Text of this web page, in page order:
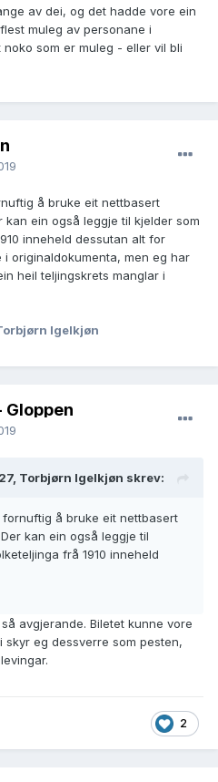
av dei, og det hadde vore ein
muleg av personane i
noko som er muleg - eller vil bli
å bruke eit nettbasert
kan ein også leggje til kjelder som
inneheld dessutan alt for
originaldokumenta, men eg har
heil teljingskrets manglar i
Igelkjøn
Gloppen
Torbjørn Igelkjøn skrev:
fornuftig å bruke eit nettbasert
kan ein også leggje til
frå 1910 inneheld
avgjerande. Biletet kunne vore
skyr eg dessverre som pesten,
2